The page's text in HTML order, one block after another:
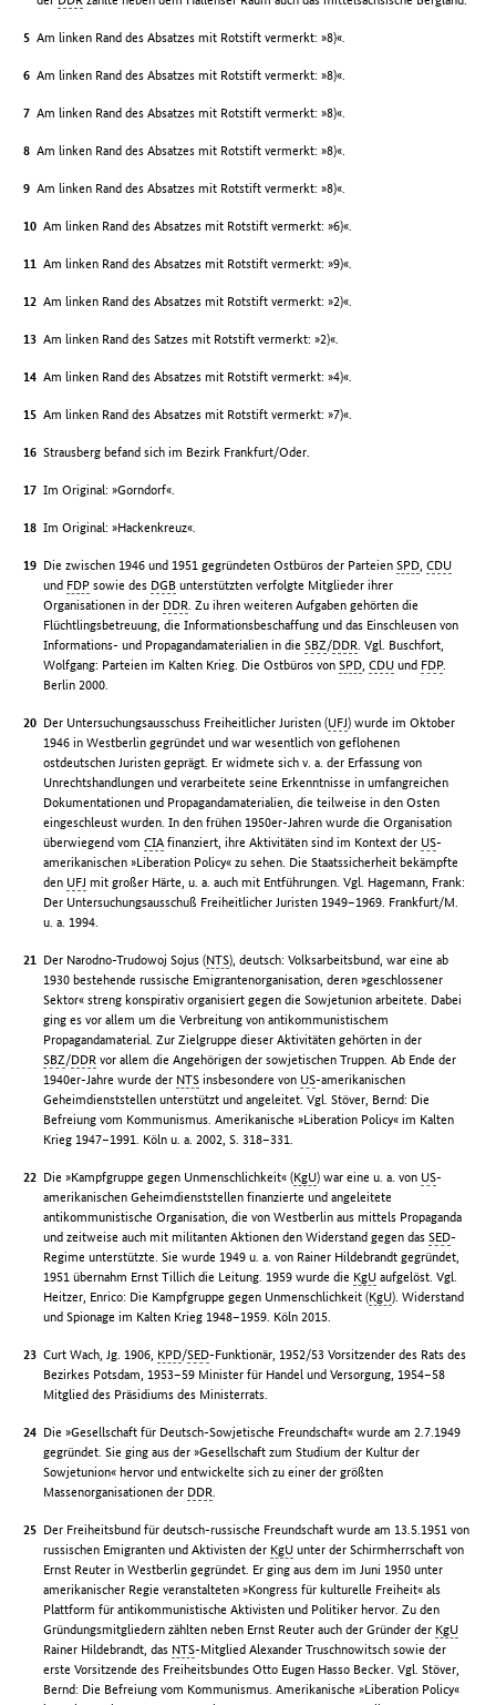
Am linken Rand des Absatzes mit Rotstift vermerkt: »8)«.
Am linken Rand des Absatzes mit Rotstift vermerkt: »8)«.
Am linken Rand des Absatzes mit Rotstift vermerkt: »8)«.
Am linken Rand des Absatzes mit Rotstift vermerkt: »8)«.
Am linken Rand des Absatzes mit Rotstift vermerkt: »8)«.
Am linken Rand des Absatzes mit Rotstift vermerkt: »6)«.
Am linken Rand des Absatzes mit Rotstift vermerkt: »9)«.
Am linken Rand des Absatzes mit Rotstift vermerkt: »2)«.
Am linken Rand des Satzes mit Rotstift vermerkt: »2)«.
Am linken Rand des Absatzes mit Rotstift vermerkt: »4)«.
Am linken Rand des Absatzes mit Rotstift vermerkt: »7)«.
Strausberg befand sich im Bezirk Frankfurt/Oder.
Im Original: »Gorndorf«.
Im Original: »Hackenkreuz«.
Die zwischen 1946 und 1951 gegründeten Ostbüros der ParteienSPD,CDU
und FDP sowie des DGB unterstützten verfolgte Mitglieder ihrer
Organisationen in der DDR. Zu ihren weiteren Aufgaben gehörten die
Flüchtlingsbetreuung, die Informationsbeschaffung und das Einschleusen von
Informations- und Propagandamaterialien in dieSBZ/DDR. Vgl. Buschfort,
Wolfgang: Parteien im Kalten Krieg. Die Ostbüros vonSPD,CDU und FDP.
Berlin 2000.
Der Untersuchungsausschuss Freiheitlicher Juristen (UFJ) wurde im Oktober
1946 in Westberlin gegründet und war wesentlich von geflohenen
ostdeutschen Juristen geprägt. Er widmete sich v. a. der Erfassung von
Unrechtshandlungen und verarbeitete seine Erkenntnisse in umfangreichen
Dokumentationen und Propagandamaterialien, die teilweise in den Osten
eingeschleust wurden. In den frühen 1950er-Jahren wurde die Organisation
überwiegend vomCIA finanziert, ihre Aktivitäten sind im Kontext der US-
amerikanischen »Liberation Policy« zu sehen. Die Staatssicherheit bekämpfte
den UFJ mit großer Härte, u. a. auch mit Entführungen. Vgl. Hagemann, Frank:
Der Untersuchungsausschuß Freiheitlicher Juristen 1949–1969. Frankfurt/M.
u. a. 1994.
Der Narodno-Trudowoj Sojus (NTS), deutsch: Volksarbeitsbund, war eine ab
1930 bestehende russische Emigrantenorganisation, deren »geschlossener
Sektor« streng konspirativ organisiert gegen die Sowjetunion arbeitete. Dabei
ging es vor allem um die Verbreitung von antikommunistischem
Propagandamaterial. Zur Zielgruppe dieser Aktivitäten gehörten in der
SBZ/DDR vor allem die Angehörigen der sowjetischen Truppen. Ab Ende der
1940er-Jahre wurde der NTS insbesondere von US-amerikanischen
Geheimdienststellen unterstützt und angeleitet. Vgl. Stöver, Bernd: Die
Befreiung vom Kommunismus. Amerikanische »Liberation Policy« im Kalten
Krieg 1947–1991. Köln u. a. 2002, S. 318–331.
Die »Kampfgruppe gegen Unmenschlichkeit« (KgU) war eine u. a. von US-
amerikanischen Geheimdienststellen finanzierte und angeleitete
antikommunistische Organisation, die von Westberlin aus mittels Propaganda
und zeitweise auch mit militanten Aktionen den Widerstand gegen dasSED-
Regime unterstützte. Sie wurde 1949 u. a. von Rainer Hildebrandt gegründet,
1951 übernahm Ernst Tillich die Leitung. 1959 wurde die KgU aufgelöst. Vgl.
Heitzer, Enrico: Die Kampfgruppe gegen Unmenschlichkeit (KgU). Widerstand
und Spionage im Kalten Krieg 1948–1959. Köln 2015.
Curt Wach, Jg. 1906, KPD/SED-Funktionär, 1952/53 Vorsitzender des Rats des
Bezirkes Potsdam, 1953–59 Minister für Handel und Versorgung, 1954–58
Mitglied des Präsidiums des Ministerrats.
Die »Gesellschaft für Deutsch-Sowjetische Freundschaft« wurde am 2.7.1949
gegründet. Sie ging aus der »Gesellschaft zum Studium der Kultur der
Sowjetunion« hervor und entwickelte sich zu einer der größten
Massenorganisationen der DDR.
Der Freiheitsbund für deutsch-russische Freundschaft wurde am 13.5.1951 von
russischen Emigranten und Aktivisten der KgU unter der Schirmherrschaft von
Ernst Reuter in Westberlin gegründet. Er ging aus dem im Juni 1950 unter
amerikanischer Regie veranstalteten »Kongress für kulturelle Freiheit« als
Plattform für antikommunistische Aktivisten und Politiker hervor. Zu den
Gründungsmitgliedern zählten neben Ernst Reuter auch der Gründer der KgU
Rainer Hildebrandt, das NTS-Mitglied Alexander Truschnowitsch sowie der
erste Vorsitzende des Freiheitsbundes Otto Eugen Hasso Becker. Vgl. Stöver,
Bernd: Die Befreiung vom Kommunismus. Amerikanische »Liberation Policy«